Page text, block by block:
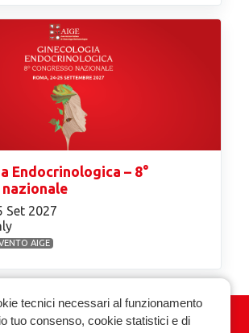
Endocrinologica – 8°
Set 2027
AIGE
Associazione Italiana Ginecologia
tecnici necessari al funzionamento
tuo consenso, cookie statistici e di